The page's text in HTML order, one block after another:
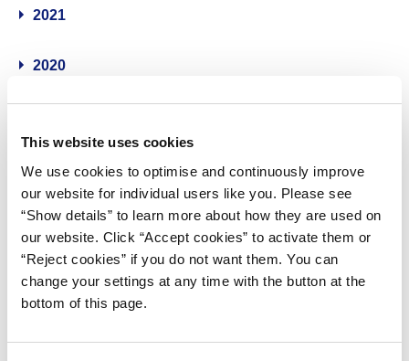
This website uses cookies
We use cookies to optimise and continuously improve
our website for individual users like you. Please see
“Show details” to learn more about how they are used on
our website. Click “Accept cookies” to activate them or
“Reject cookies” if you do not want them. You can
change your settings at any time with the button at the
bottom of this page.
2021
2020
2018
2017
2016